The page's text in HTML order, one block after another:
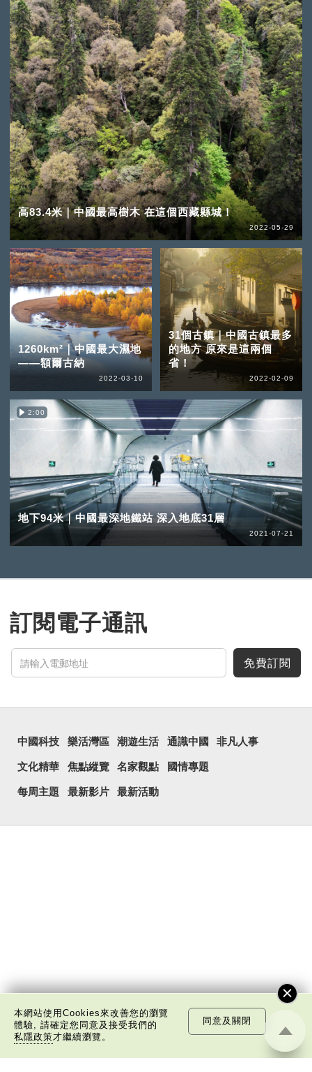
高83.4米｜中國最高樹木 在這個西藏縣城！
2022-05-29
1260km²｜中國最大濕地
——額爾古納
2022-03-10
31個古鎮｜中國古鎮最多
的地方 原來是這兩個
省！
2022-02-09
2:00
地下94米｜中國最深地鐵站 深入地底31層
2021-07-21
訂閱電子通訊
免費訂閱
中國科技 樂活灣區 潮遊生活 通識中國 非凡人事
文化精華 焦點縱覽 名家觀點 國情專題
每周主題 最新影片 最新活動
本網站使用Cookies來改善您的瀏覽
體驗, 請確定您同意及接受我們的
私隱政策才繼續瀏覽。
同意及關閉